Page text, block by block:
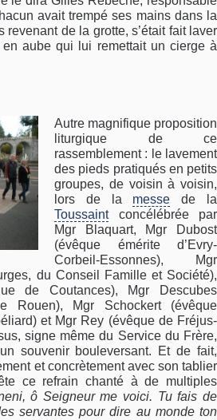
avait trempé ses mains dans la
revenant de la grotte, s’était fait laver
aube qui lui remettait un cierge à
Autre magnifique proposition
liturgique de ce
rassemblement : le lavement
des pieds pratiqués en petits
groupes, de voisin à voisin,
lors de la messe de la
Toussaintconcélébrée par
Mgr Blaquart, Mgr Dubost
(évêque émérite d’Evry-
Corbeil-Essonnes), Mgr
du Conseil Famille et Société),
de Coutances), Mgr Descubes
Rouen), Mgr Schockert (évêque
et Mgr Rey (évêque de Fréjus-
signe même du Service du Frère,
souvenir bouleversant. Et de fait,
et concrètement avec son tablier
ce refrain chanté à de multiples
ô Seigneur me voici. Tu fais de
servantes pour dire au monde ton